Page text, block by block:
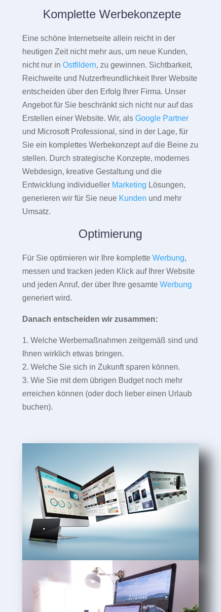
Komplette Werbekonzepte
Eine schöne Internetseite allein reicht in der
heutigen Zeit nicht mehr aus, um neue Kunden,
nicht nur in Ostfildern, zu gewinnen. Sichtbarkeit,
Reichweite und Nutzerfreundlichkeit Ihrer Website
entscheiden über den Erfolg Ihrer Firma. Unser
Angebot für Sie beschränkt sich nicht nur auf das
Erstellen einer Website. Wir, als Google Partner
und Microsoft Professional, sind in der Lage, für
Sie ein komplettes Werbekonzept auf die Beine zu
stellen. Durch strategische Konzepte, modernes
Webdesign, kreative Gestaltung und die
Entwicklung individueller Marketing Lösungen,
generieren wir für Sie neue Kunden und mehr
Umsatz.
Optimierung
Für Sie optimieren wir Ihre komplette Werbung,
messen und tracken jeden Klick auf Ihrer Website
und jeden Anruf, der über Ihre gesamte Werbung
generiert wird.
Danach entscheiden wir zusammen:
1. Welche Werbemaßnahmen zeitgemäß sind und
Ihnen wirklich etwas bringen.
2. Welche Sie sich in Zukunft sparen können.
3. Wie Sie mit dem übrigen Budget noch mehr
erreichen können (oder doch lieber einen Urlaub
buchen).